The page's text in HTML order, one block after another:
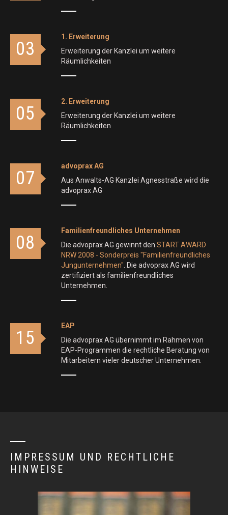
03
1. Erweiterung
Erweiterung der Kanzlei um weitere
Räumlichkeiten
05
2. Erweiterung
Erweiterung der Kanzlei um weitere
Räumlichkeiten
07
advoprax AG
Aus Anwalts-AG Kanzlei Agnesstraße wird die
advoprax AG
08
Familienfreundliches Unternehmen
Die advoprax AG gewinnt den START AWARD
NRW 2008 - Sonderpreis "Familienfreundliches
Jungunternehmen" . Die advoprax AG wird
zertifiziert als familienfreundliches
Unternehmen.
15
EAP
Die advoprax AG übernimmt im Rahmen von
EAP-Programmen die rechtliche Beratung von
Mitarbeitern vieler deutscher Unternehmen.
IMPRESSUM UND RECHTLICHE
HINWEISE